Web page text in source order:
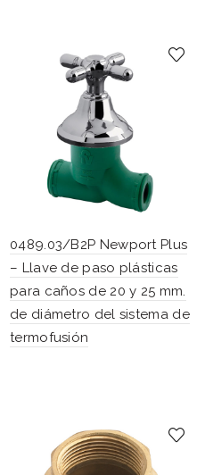
0489.03/B2P Newport Plus
– Llave de paso plásticas
para caños de 20 y 25 mm.
de diámetro del sistema de
termofusión